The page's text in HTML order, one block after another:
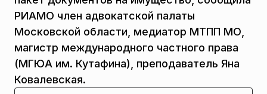
РИАМО член адвокатской палаты
Московской области, медиатор МТПП МО,
магистр международного частного права
(МГЮА им. Кутафина), преподаватель Яна
Ковалевская.